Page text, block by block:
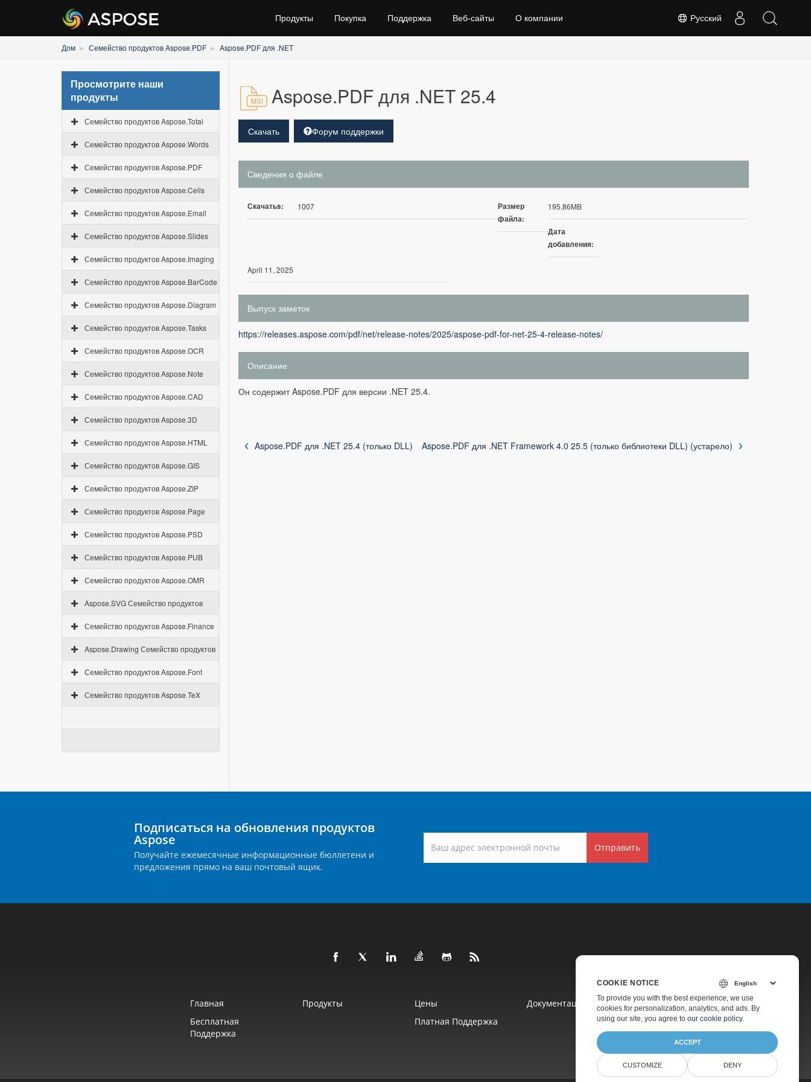
Русский
Продукты Покупка Поддержка Веб‑сайты О компании
Дом Семейство продуктов Aspose.PDF Aspose.PDF для .NET
Просмотрите наши
продукты
Семейство продуктов Aspose.Total
Семейство продуктов Aspose.Words
Семейство продуктов Aspose.PDF
Семейство продуктов Aspose.Cells
Семейство продуктов Aspose.Email
Семейство продуктов Aspose.Slides
Семейство продуктов Aspose.Imaging
Семейство продуктов Aspose.BarCode
Семейство продуктов Aspose.Diagram
Семейство продуктов Aspose.Tasks
Семейство продуктов Aspose.OCR
Семейство продуктов Aspose.Note
Семейство продуктов Aspose.CAD
Семейство продуктов Aspose.3D
Семейство продуктов Aspose.HTML
Семейство продуктов Aspose.GIS
Семейство продуктов Aspose.ZIP
Семейство продуктов Aspose.Page
Семейство продуктов Aspose.PSD
Семейство продуктов Aspose.PUB
Семейство продуктов Aspose.OMR
Aspose.SVG Семейство продуктов
Семейство продуктов Aspose.Finance
Aspose.Drawing Семейство продуктов
Семейство продуктов Aspose.Font
Семейство продуктов Aspose.TeX
Aspose.PDF для .NET 25.4
Скачать Форум поддержки
Сведения о файле
Скачатьs: 1007
Размер
файла:
195.86MB
Дата
добавления:
April 11, 2025
Выпуск заметок
https://releases.aspose.com/pdf/net/release-notes/2025/aspose-pdf-for-net-25-4-release-notes/
Описание
Он содержит Aspose.PDF для версии .NET 25.4.
Aspose.PDF для .NET 25.4 (только DLL) Aspose.PDF для .NET Framework 4.0 25.5 (только библиотеки DLL) (устарело)
Подписаться на обновления продуктов
Aspose
Получайте ежемесячные информационные бюллетени и
предложения прямо на ваш почтовый ящик.
Отправить
Главная Продукты Цены
Документация
Бесплатная
Поддержка
Платная Поддержка
COOKIE NOTICE
To provide you with the best experience, we use
cookies for personalization, analytics, and ads. By
using our site, you agree to our cookie policy.
ACCEPT
CUSTOMIZE DENY